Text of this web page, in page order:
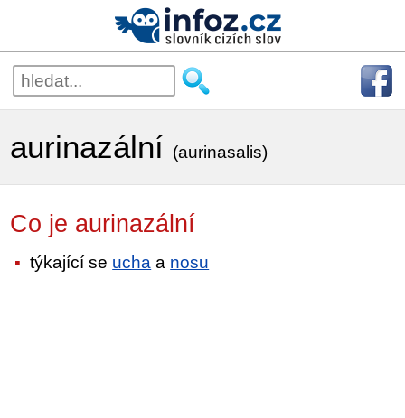
aurinazální (aurinasalis)
Co je aurinazální
týkající se ucha a nosu